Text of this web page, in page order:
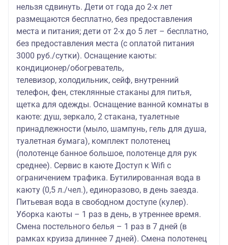
нельзя сдвинуть. Дети от года до 2-х лет
размещаются бесплатно, без предоставления
места и питания; дети от 2-х до 5 лет – бесплатно,
без предоставления места (с оплатой питания
3000 руб./сутки). Оснащение каюты:
кондиционер/обогреватель,
телевизор, холодильник, сейф, внутренний
телефон, фен, стеклянные стаканы для питья,
щетка для одежды. Оснащение ванной комнаты в
каюте: душ, зеркало, 2 стакана, туалетные
принадлежности (мыло, шампунь, гель для душа,
туалетная бумага), комплект полотенец
(полотенце банное большое, полотенце для рук
среднее). Сервис в каюте Доступ к Wifi с
ограничением трафика. Бутилированная вода в
каюту (0,5 л./чел.), единоразово, в день заезда.
Питьевая вода в свободном доступе (кулер).
Уборка каюты – 1 раз в день, в утреннее время.
Смена постельного белья – 1 раз в 7 дней (в
рамках круиза длиннее 7 дней). Смена полотенец